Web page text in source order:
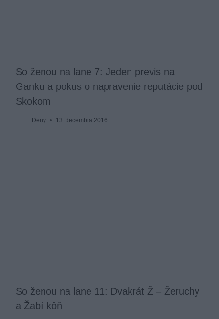
So ženou na lane 7: Jeden previs na
Ganku a pokus o napravenie reputácie pod
Skokom
Deny 13. decembra 2016
So ženou na lane 11: Dvakrát Ž – Žeruchy
a Žabí kôň